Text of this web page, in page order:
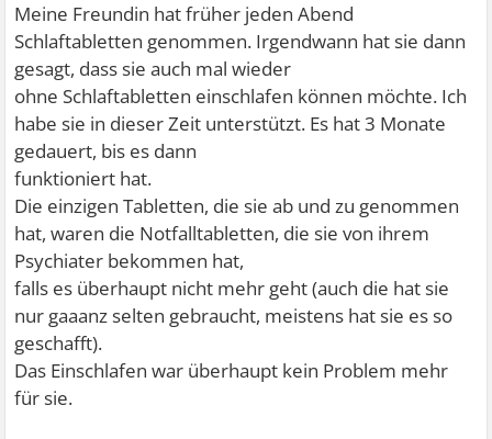
Meine Freundin hat früher jeden Abend
Schlaftabletten genommen. Irgendwann hat sie dann
gesagt, dass sie auch mal wieder
ohne Schlaftabletten einschlafen können möchte. Ich
habe sie in dieser Zeit unterstützt. Es hat 3 Monate
gedauert, bis es dann
funktioniert hat.
Die einzigen Tabletten, die sie ab und zu genommen
hat, waren die Notfalltabletten, die sie von ihrem
Psychiater bekommen hat,
falls es überhaupt nicht mehr geht (auch die hat sie
nur gaaanz selten gebraucht, meistens hat sie es so
geschafft).
Das Einschlafen war überhaupt kein Problem mehr
für sie.